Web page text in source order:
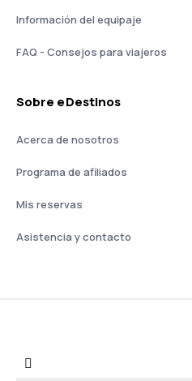
Información del equipaje
FAQ - Consejos para viajeros
Sobre eDestinos
Acerca de nosotros
Programa de afiliados
Mis reservas
Asistencia y contacto